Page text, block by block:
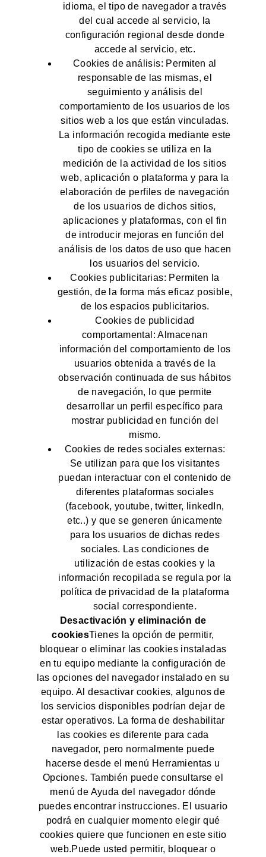
idioma, el tipo de navegador a través
del cual accede al servicio, la
configuración regional desde donde
accede al servicio, etc.
Cookies de análisis: Permiten al
responsable de las mismas, el
seguimiento y análisis del
comportamiento de los usuarios de los
sitios web a los que están vinculadas.
La información recogida mediante este
tipo de cookies se utiliza en la
medición de la actividad de los sitios
web, aplicación o plataforma y para la
elaboración de perfiles de navegación
de los usuarios de dichos sitios,
aplicaciones y plataformas, con el fin
de introducir mejoras en función del
análisis de los datos de uso que hacen
los usuarios del servicio.
Cookies publicitarias: Permiten la
gestión, de la forma más eficaz posible,
de los espacios publicitarios.
Cookies de publicidad
comportamental: Almacenan
información del comportamiento de los
usuarios obtenida a través de la
observación continuada de sus hábitos
de navegación, lo que permite
desarrollar un perfil específico para
mostrar publicidad en función del
mismo.
Cookies de redes sociales externas:
Se utilizan para que los visitantes
puedan interactuar con el contenido de
diferentes plataformas sociales
(facebook, youtube, twitter, linkedIn,
etc..) y que se generen únicamente
para los usuarios de dichas redes
sociales. Las condiciones de
utilización de estas cookies y la
información recopilada se regula por la
política de privacidad de la plataforma
social correspondiente.
Desactivación y eliminación de
cookiesTienes la opción de permitir,
bloquear o eliminar las cookies instaladas
en tu equipo mediante la configuración de
las opciones del navegador instalado en su
equipo. Al desactivar cookies, algunos de
los servicios disponibles podrían dejar de
estar operativos. La forma de deshabilitar
las cookies es diferente para cada
navegador, pero normalmente puede
hacerse desde el menú Herramientas u
Opciones. También puede consultarse el
menú de Ayuda del navegador dónde
puedes encontrar instrucciones. El usuario
podrá en cualquier momento elegir qué
cookies quiere que funcionen en este sitio
web.Puede usted permitir, bloquear o